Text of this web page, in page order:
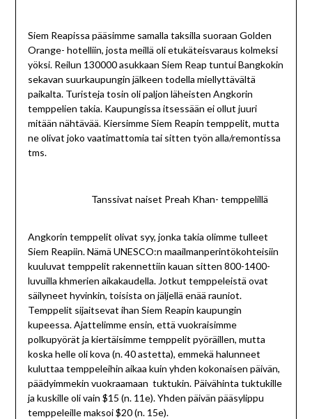
Siem Reapissa pääsimme samalla taksilla suoraan Golden
Orange- hotelliin, josta meillä oli etukäteisvaraus kolmeksi
yöksi. Reilun 130000 asukkaan Siem Reap tuntui Bangkokin
sekavan suurkaupungin jälkeen todella miellyttävältä
paikalta. Turisteja tosin oli paljon läheisten Angkorin
temppelien takia. Kaupungissa itsessään ei ollut juuri
mitään nähtävää. Kiersimme Siem Reapin temppelit, mutta
ne olivat joko vaatimattomia tai sitten työn alla/remontissa
tms.
Tanssivat naiset Preah Khan- temppelillä
Angkorin temppelit olivat syy, jonka takia olimme tulleet
Siem Reapiin. Nämä UNESCO:n maailmanperintökohteisiin
kuuluvat temppelit rakennettiin kauan sitten 800-1400-
luvuilla khmerien aikakaudella. Jotkut temppeleistä ovat
säilyneet hyvinkin, toisista on jäljellä enää rauniot.
Temppelit sijaitsevat ihan Siem Reapin kaupungin
kupeessa. Ajattelimme ensin, että vuokraisimme
polkupyörät ja kiertäisimme temppelit pyöräillen, mutta
koska helle oli kova (n. 40 astetta), emmekä halunneet
kuluttaa temppeleihin aikaa kuin yhden kokonaisen päivän,
päädyimmekin vuokraamaan tuktukin. Päivähinta tuktukille
ja kuskille oli vain $15 (n. 11e). Yhden päivän pääsylippu
temppeleille maksoi $20 (n. 15e).